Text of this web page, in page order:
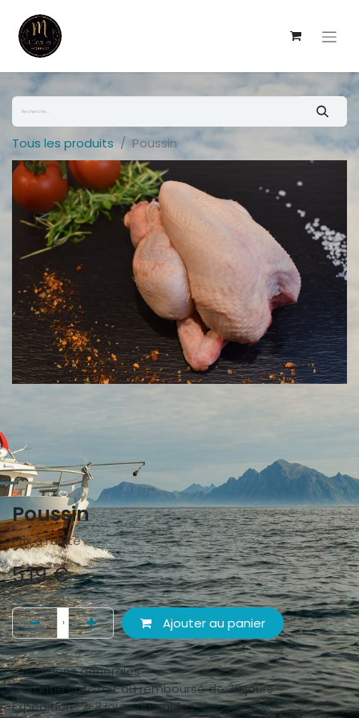
Tous les produits Poussin
Poussin
Prix à l'unité
5,19€
Ajouter au panier
Conditions générales
Garantie satisfait ou remboursé de 30 jours
Expédition : 2-3 jours ouvrables